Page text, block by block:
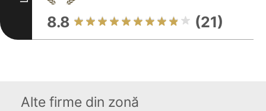
8.8 (21)
Alte firme din zonă